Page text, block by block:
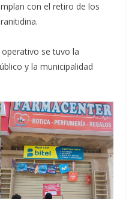
con el retiro de los
se tuvo la
y la municipalidad